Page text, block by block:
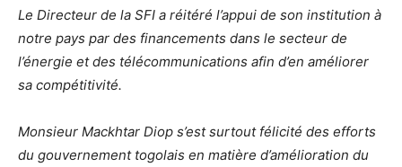
Le Directeur de la SFI a réitéré l’appui de son institution à
notre pays par des financements dans le secteur de
l’énergie et des télécommunications afin d’en améliorer
sa compétitivité.
Monsieur Mackhtar Diop s’est surtout félicité des efforts
du gouvernement togolais en matière d’amélioration du